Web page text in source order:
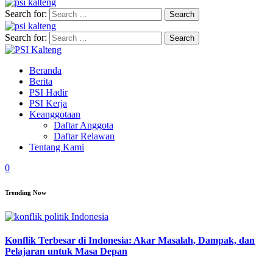
Search for:
Search for:
Beranda
Berita
PSI Hadir
PSI Kerja
Keanggotaan
Daftar Anggota
Daftar Relawan
Tentang Kami
0
Trending Now
Konflik Terbesar di Indonesia: Akar Masalah, Dampak, dan
Pelajaran untuk Masa Depan